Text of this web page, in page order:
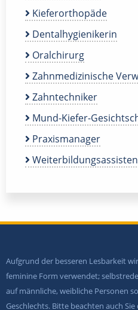
Kieferorthopäde
Dentalhygienikerin
Oralchirurg
Zahnmedizinische
Zahntechniker
Mund-Kiefer-
Praxismanager
Aufgrund der besseren Lesbarkeit
feminine Form verwendet;
auf männliche, weibliche Personen
Geschlechts. Bitte beachten auch